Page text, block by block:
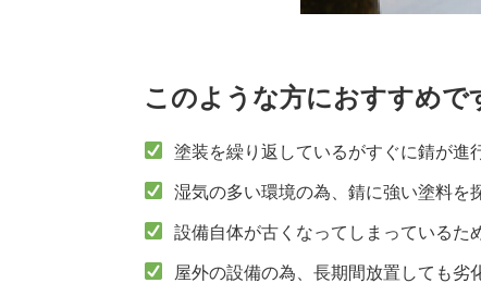
このような方におすすめで
塗装を繰り返しているがすぐに錆が進
湿気の多い環境の為、錆に強い塗料を
設備自体が古くなってしまっている
屋外の設備の為、長期間放置しても